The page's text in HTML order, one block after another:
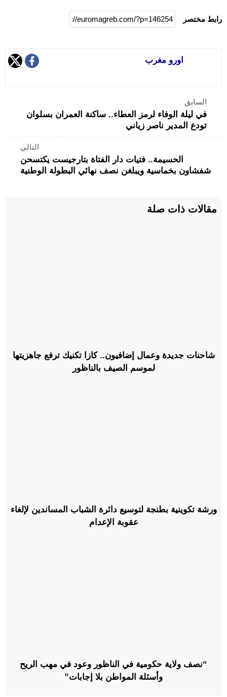
رابط مختصر
اورو مغرب
السابق
في ليلة الوفاء لرمز العطاء.. ساكنة العمران بسلوان
تودع المدير ناصر زياني
التالي
الحسيمة.. فتيات دار الفتاة بتارجيست يكتسحن
شفشاون بخماسية ويبلغن نصف نهائي البطولة الوطنية
مقالات ذات صلة
شاحنات جديدة وعمال إضافيون.. كازا تكنيك ترفع جاهزيتها
لموسم الصيف بالناظور
ورشة تكوينية بطنجة لتوسيع دائرة الشباب المساندين لإلغاء
عقوبة الإعدام
“نصف ولاية حكومية في الناظور وعود في مهب الريح
وأسئلة المواطن بلا إجابات”